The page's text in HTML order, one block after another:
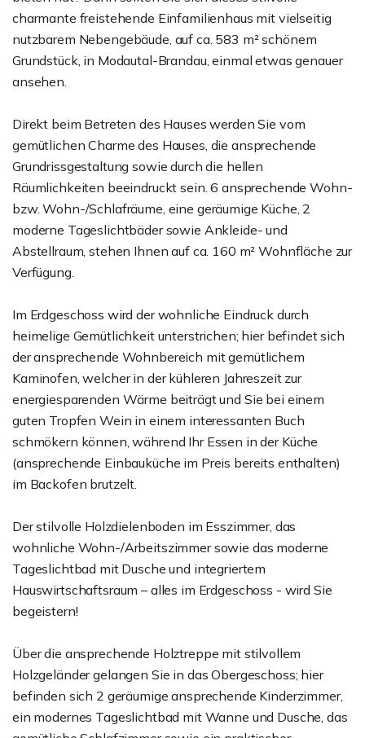
charmante freistehende Einfamilienhaus mit vielseitig
nutzbarem Nebengebäude, auf ca. 583 m² schönem
Grundstück, in Modautal-Brandau, einmal etwas genauer
ansehen.
Direkt beim Betreten des Hauses werden Sie vom
gemütlichen Charme des Hauses, die ansprechende
Grundrissgestaltung sowie durch die hellen
Räumlichkeiten beeindruckt sein. 6 ansprechende Wohn-
bzw. Wohn-/Schlafräume, eine geräumige Küche, 2
moderne Tageslichtbäder sowie Ankleide- und
Abstellraum, stehen Ihnen auf ca. 160 m² Wohnfläche zur
Verfügung.
Im Erdgeschoss wird der wohnliche Eindruck durch
heimelige Gemütlichkeit unterstrichen; hier befindet sich
der ansprechende Wohnbereich mit gemütlichem
Kaminofen, welcher in der kühleren Jahreszeit zur
energiesparenden Wärme beiträgt und Sie bei einem
guten Tropfen Wein in einem interessanten Buch
schmökern können, während Ihr Essen in der Küche
(ansprechende Einbauküche im Preis bereits enthalten)
im Backofen brutzelt.
Der stilvolle Holzdielenboden im Esszimmer, das
wohnliche Wohn-/Arbeitszimmer sowie das moderne
Tageslichtbad mit Dusche und integriertem
Hauswirtschaftsraum – alles im Erdgeschoss - wird Sie
begeistern!
Über die ansprechende Holztreppe mit stilvollem
Holzgeländer gelangen Sie in das Obergeschoss; hier
befinden sich 2 geräumige ansprechende Kinderzimmer,
ein modernes Tageslichtbad mit Wanne und Dusche, das